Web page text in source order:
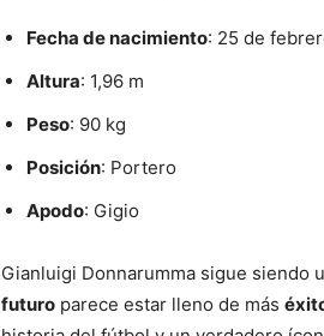
Fecha de nacimiento: 25 de
Altura: 1,96 m
Peso: 90 kg
Posición: Portero
Apodo: Gigio
Gianluigi Donnarumma sigue siendo
futuro parece estar lleno de más